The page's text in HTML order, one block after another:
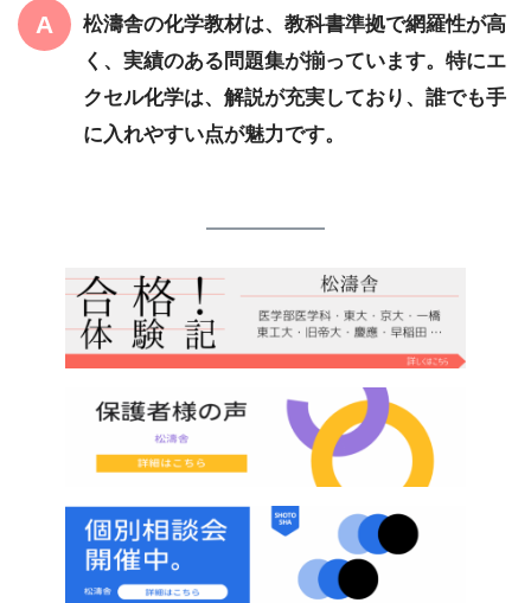
松濤舎の化学教材は、教科書準拠で網羅性が高
く、実績のある問題集が揃っています。特にエ
クセル化学は、解説が充実しており、誰でも手
に入れやすい点が魅力です。